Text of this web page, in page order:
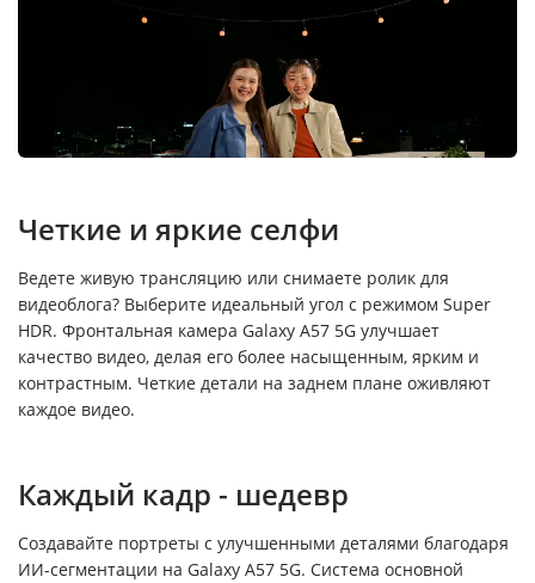
Четкие и яркие селфи
Ведете живую трансляцию или снимаете ролик для
видеоблога? Выберите идеальный угол с режимом Super
HDR. Фронтальная камера Galaxy A57 5G улучшает
качество видео, делая его более насыщенным, ярким и
контрастным. Четкие детали на заднем плане оживляют
каждое видео.
Каждый кадр - шедевр
Создавайте портреты с улучшенными деталями благодаря
ИИ-сегментации на Galaxy A57 5G. Система основной